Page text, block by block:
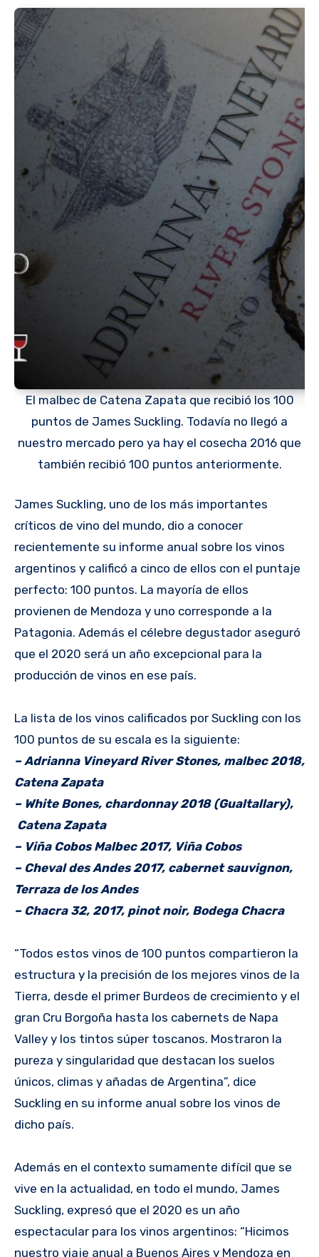
El malbec de Catena Zapata que recibió los 100
puntos de James Suckling. Todavía no llegó a
nuestro mercado pero ya hay el cosecha 2016 que
también recibió 100 puntos anteriormente.
James Suckling, uno de los más importantes
críticos de vino del mundo, dio a conocer
recientemente su informe anual sobre los vinos
argentinos y calificó a cinco de ellos con el puntaje
perfecto: 100 puntos. La mayoría de ellos
provienen de Mendoza y uno corresponde a la
Patagonia. Además el célebre degustador aseguró
que el 2020 será un año excepcional para la
producción de vinos en ese país.
La lista de los vinos calificados por Suckling con los
100 puntos de su escala es la siguiente:
– Adrianna Vineyard River Stones, malbec 2018,
Catena Zapata
– White Bones, chardonnay 2018 (Gualtallary),
Catena Zapata
– Viña Cobos Malbec 2017, Viña Cobos
– Cheval des Andes 2017, cabernet sauvignon,
Terraza de los Andes
– Chacra 32, 2017, pinot noir, Bodega Chacra
“Todos estos vinos de 100 puntos compartieron la
estructura y la precisión de los mejores vinos de la
Tierra, desde el primer Burdeos de crecimiento y el
gran Cru Borgoña hasta los cabernets de Napa
Valley y los tintos súper toscanos. Mostraron la
pureza y singularidad que destacan los suelos
únicos, climas y añadas de Argentina”, dice
Suckling en su informe anual sobre los vinos de
dicho país.
Además en el contexto sumamente difícil que se
vive en la actualidad, en todo el mundo, James
Suckling, expresó que el 2020 es un año
espectacular para los vinos argentinos: “Hicimos
nuestro viaje anual a Buenos Aires y Mendoza en